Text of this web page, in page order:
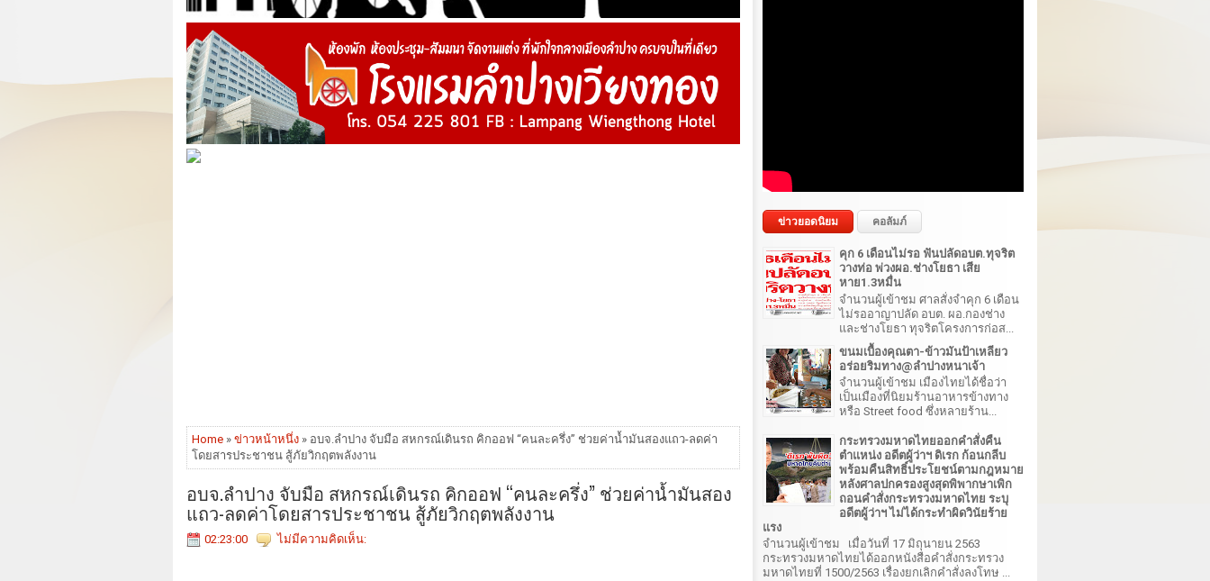
Home » ข่าวหน้าหนึ่ง » อบจ.ลำปาง จับมือ สหกรณ์เดินรถ คิกออฟ “คนละครึ่ง” ช่วยค่าน้ำมันสองแถว-ลดค่า
โดยสารประชาชน สู้ภัยวิกฤตพลังงาน
อบจ.ลำปาง จับมือ สหกรณ์เดินรถ คิกออฟ “คนละครึ่ง” ช่วยค่าน้ำมันสอง
แถว-ลดค่าโดยสารประชาชน สู้ภัยวิกฤตพลังงาน
02:23:00 ไม่มีความคิดเห็น:
ข่าวยอดนิยม คอลัมภ์
คุก 6 เดือนไม่รอ ฟันปลัดอบต.ทุจริต
วางท่อ พ่วงผอ.ช่างโยธา เสีย
หาย1.3หมื่น
จำนวนผู้เข้าชม ศาลสั่งจำคุก 6 เดือน
ไม่รออาญาปลัด อบต. ผอ.กองช่าง
และช่างโยธา ทุจริตโครงการก่อส...
ขนมเบื้องคุณตา-ข้าวมันป้าเหลียว
อร่อยริมทาง@ลำปางหนาเจ้า
จำนวนผู้เข้าชม เมืองไทยได้ชื่อว่า
เป็นเมืองที่นิยมร้านอาหารข้างทาง
หรือ Street food ซึ่งหลายร้าน...
กระทรวงมหาดไทยออกคำสั่งคืน
ตำแหน่ง อดีตผู้ว่าฯ ดิเรก ก้อนกลีบ
พร้อมคืนสิทธิ์ประโยชน์ตามกฎหมาย
หลังศาลปกครองสูงสุดพิพากษาเพิก
ถอนคำสั่งกระทรวงมหาดไทย ระบุ
อดีตผู้ว่าฯ ไม่ได้กระทำผิดวินัยร้าย
แรง
จำนวนผู้เข้าชม เมื่อวันที่ 17 มิถุนายน 2563
กระทรวงมหาดไทยได้ออกหนังสือคำสั่งกระทรวง
มหาดไทยที่ 1500/2563 เรื่องยกเลิกคำสั่งลงโทษ ...